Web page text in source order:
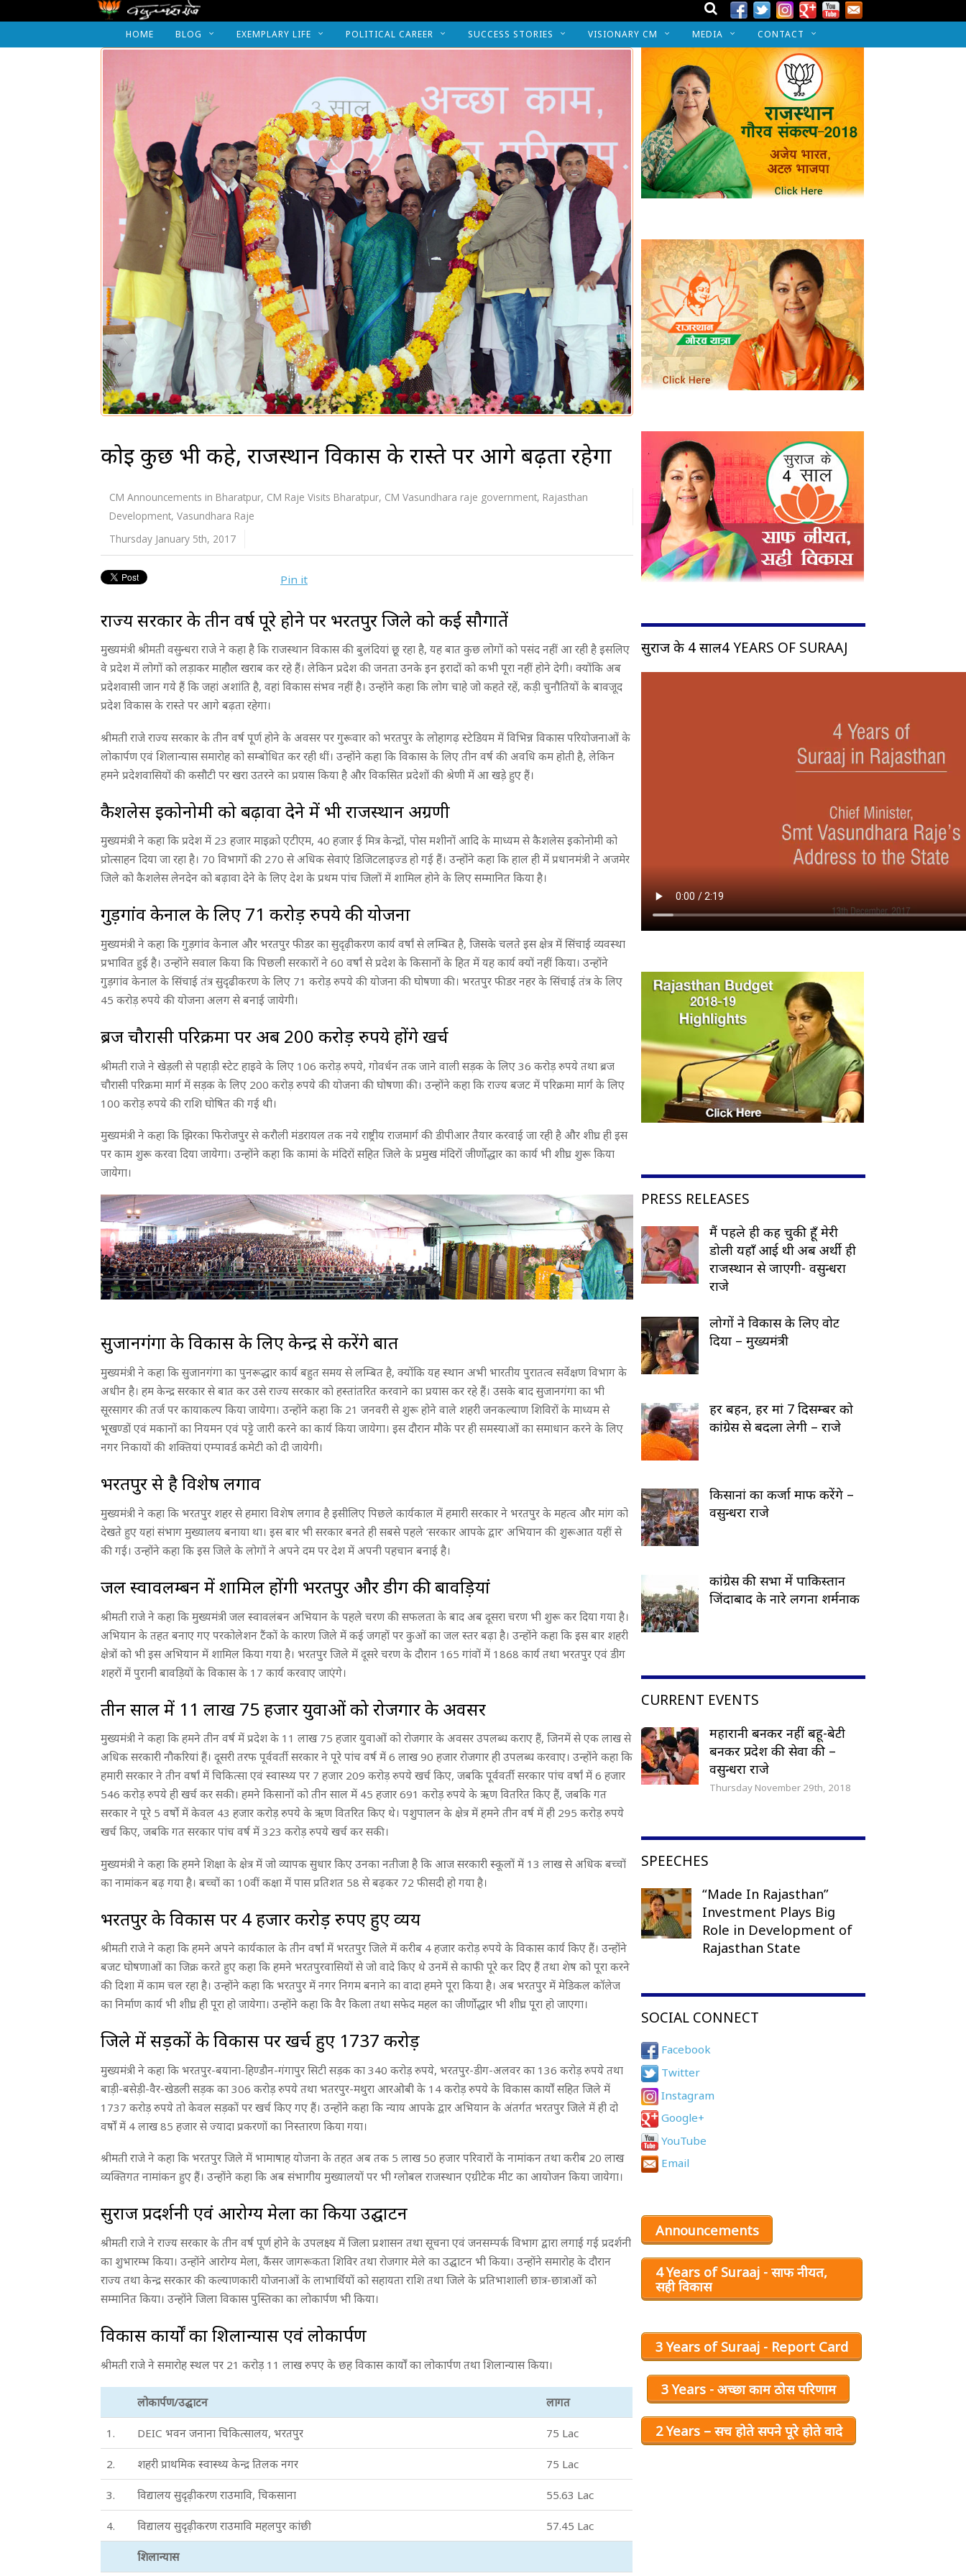
HOME BLOG EXEMPLARY LIFE POLITICAL CAREER SUCCESS STORIES VISIONARY CM MEDIA CONTACT
कोई कुछ भी कहे, राजस्थान विकास के रास्ते पर आगे बढ़ता रहेगा
CM Announcements in Bharatpur, CM Raje Visits Bharatpur, CM Vasundhara raje government, Rajasthan
Development, Vasundhara Raje
Thursday January 5th, 2017
Pin it
राज्य सरकार के तीन वर्ष पूरे होने पर भरतपुर जिले को कई सौगातें
मुख्यमंत्री श्रीमती वसुन्धरा राजे ने कहा है कि राजस्थान विकास की बुलंदियां छू रहा है, यह बात कुछ लोगों को पसंद नहीं आ रही है इसलिए
वे प्रदेश में लोगों को लड़ाकर माहौल खराब कर रहे हैं। लेकिन प्रदेश की जनता उनके इन इरादों को कभी पूरा नहीं होने देगी। क्योंकि अब
प्रदेशवासी जान गये हैं कि जहां अशांति है, वहां विकास संभव नहीं है। उन्होंने कहा कि लोग चाहे जो कहते रहें, कड़ी चुनौतियों के बावजूद
प्रदेश विकास के रास्ते पर आगे बढ़ता रहेगा।
श्रीमती राजे राज्य सरकार के तीन वर्ष पूर्ण होने के अवसर पर गुरूवार को भरतपुर के लोहागढ़ स्टेडियम में विभिन्न विकास परियोजनाओं के
लोकार्पण एवं शिलान्यास समारोह को सम्बोधित कर रही थीं। उन्होंने कहा कि विकास के लिए तीन वर्ष की अवधि कम होती है, लेकिन
हमने प्रदेशवासियों की कसौटी पर खरा उतरने का प्रयास किया है और विकसित प्रदेशों की श्रेणी में आ खडे़ हुए हैं।
कैशलेस इकोनोमी को बढ़ावा देने में भी राजस्थान अग्रणी
मुख्यमंत्री ने कहा कि प्रदेश में 23 हजार माइक्रो एटीएम, 40 हजार ई मित्र केन्द्रों, पोस मशीनों आदि के माध्यम से कैशलेस इकोनोमी को
प्रोत्साहन दिया जा रहा है। 70 विभागों की 270 से अधिक सेवाएं डिजिटलाइज्ड हो गई हैं। उन्होंने कहा कि हाल ही में प्रधानमंत्री ने अजमेर
जिले को कैशलेस लेनदेन को बढ़ावा देने के लिए देश के प्रथम पांच जिलों में शामिल होने के लिए सम्मानित किया है।
गुड़गांव केनाल के लिए 71 करोड़ रुपये की योजना
मुख्यमंत्री ने कहा कि गुड़गांव केनाल और भरतपुर फीडर का सुदृढ़ीकरण कार्य वर्षां से लम्बित है, जिसके चलते इस क्षेत्र में सिंचाई व्यवस्था
प्रभावित हुई है। उन्होंने सवाल किया कि पिछली सरकारों ने 60 वर्षां से प्रदेश के किसानों के हित में यह कार्य क्यों नहीं किया। उन्होंने
गुड़गांव केनाल के सिंचाई तंत्र सुदृढीकरण के लिए 71 करोड़ रुपये की योजना की घोषणा की। भरतपुर फीडर नहर के सिंचाई तंत्र के लिए
45 करोड़ रुपये की योजना अलग से बनाई जायेगी।
ब्रज चौरासी परिक्रमा पर अब 200 करोड़ रुपये होंगे खर्च
श्रीमती राजे ने खेड़ली से पहाड़ी स्टेट हाइवे के लिए 106 करोड़ रुपये, गोवर्धन तक जाने वाली सड़क के लिए 36 करोड़ रुपये तथा ब्रज
चौरासी परिक्रमा मार्ग में सड़क के लिए 200 करोड़ रुपये की योजना की घोषणा की। उन्होंने कहा कि राज्य बजट में परिक्रमा मार्ग के लिए
100 करोड़ रुपये की राशि घोषित की गई थी।
मुख्यमंत्री ने कहा कि झिरका फिरोजपुर से करौली मंडरायल तक नये राष्ट्रीय राजमार्ग की डीपीआर तैयार करवाई जा रही है और शीघ्र ही इस
पर काम शुरू करवा दिया जायेगा। उन्होंने कहा कि कामां के मंदिरों सहित जिले के प्रमुख मंदिरों जीर्णोद्धार का कार्य भी शीघ्र शुरू किया
जायेगा।
सुजानगंगा के विकास के लिए केन्द्र से करेंगे बात
मुख्यमंत्री ने कहा कि सुजानगंगा का पुनरूद्धार कार्य बहुत समय से लम्बित है, क्योंकि यह स्थान अभी भारतीय पुरातत्व सर्वेक्षण विभाग के
अधीन है। हम केन्द्र सरकार से बात कर उसे राज्य सरकार को हस्तांतरित करवाने का प्रयास कर रहे हैं। उसके बाद सुजानगंगा का भी
सूरसागर की तर्ज पर कायाकल्प किया जायेगा। उन्होंने कहा कि 21 जनवरी से शुरू होने वाले शहरी जनकल्याण शिविरों के माध्यम से
भूखण्डों एवं मकानों का नियमन एवं पट्टे जारी करने का कार्य किया जायेगा। इस दौरान मौके पर ही समस्याओं का समाधान करने के लिए
नगर निकायों की शक्तियां एम्पावर्ड कमेटी को दी जायेगी।
भरतपुर से है विशेष लगाव
मुख्यमंत्री ने कहा कि भरतपुर शहर से हमारा विशेष लगाव है इसीलिए पिछले कार्यकाल में हमारी सरकार ने भरतपुर के महत्व और मांग को
देखते हुए यहां संभाग मुख्यालय बनाया था। इस बार भी सरकार बनते ही सबसे पहले ’सरकार आपके द्वार’ अभियान की शुरूआत यहीं से
की गई। उन्होंने कहा कि इस जिले के लोगों ने अपने दम पर देश में अपनी पहचान बनाई है।
जल स्वावलम्बन में शामिल होंगी भरतपुर और डीग की बावड़ियां
श्रीमती राजे ने कहा कि मुख्यमंत्री जल स्वावलंबन अभियान के पहले चरण की सफलता के बाद अब दूसरा चरण भी शुरू कर दिया गया है।
अभियान के तहत बनाए गए परकोलेशन टैंकों के कारण जिले में कई जगहों पर कुओं का जल स्तर बढ़ा है। उन्होंने कहा कि इस बार शहरी
क्षेत्रों को भी इस अभियान में शामिल किया गया है। भरतपुर जिले में दूसरे चरण के दौरान 165 गांवों में 1868 कार्य तथा भरतपुर एवं डीग
शहरों में पुरानी बावड़ियों के विकास के 17 कार्य करवाए जाएंगे।
तीन साल में 11 लाख 75 हजार युवाओं को रोजगार के अवसर
मुख्यमंत्री ने कहा कि हमने तीन वर्ष में प्रदेश के 11 लाख 75 हजार युवाओं को रोजगार के अवसर उपलब्ध कराए हैं, जिनमें से एक लाख से
अधिक सरकारी नौकरियां हैं। दूसरी तरफ पूर्ववर्ती सरकार ने पूरे पांच वर्ष में 6 लाख 90 हजार रोजगार ही उपलब्ध करवाए। उन्होंने कहा कि
हमारी सरकार ने तीन वर्षां में चिकित्सा एवं स्वास्थ्य पर 7 हजार 209 करोड़ रुपये खर्च किए, जबकि पूर्ववर्ती सरकार पांच वर्षां में 6 हजार
546 करोड़ रुपये ही खर्च कर सकी। हमने किसानों को तीन साल में 45 हजार 691 करोड़ रुपये के ऋण वितरित किए हैं, जबकि गत
सरकार ने पूरे 5 वर्षो में केवल 43 हजार करोड़ रुपये के ऋण वितरित किए थे। पशुपालन के क्षेत्र में हमने तीन वर्ष में ही 295 करोड़ रुपये
खर्च किए, जबकि गत सरकार पांच वर्ष में 323 करोड़ रुपये खर्च कर सकी।
मुख्यमंत्री ने कहा कि हमने शिक्षा के क्षेत्र में जो व्यापक सुधार किए उनका नतीजा है कि आज सरकारी स्कूलों में 13 लाख से अधिक बच्चों
का नामांकन बढ़ गया है। बच्चों का 10वीं कक्षा में पास प्रतिशत 58 से बढ़कर 72 फीसदी हो गया है।
भरतपुर के विकास पर 4 हजार करोड़ रुपए हुए व्यय
श्रीमती राजे ने कहा कि हमने अपने कार्यकाल के तीन वर्षां में भरतपुर जिले में करीब 4 हजार करोड़ रुपये के विकास कार्य किए हैं। उन्होंने
बजट घोषणाओं का जिक्र करते हुए कहा कि हमने भरतपुरवासियों से जो वादे किए थे उनमें से काफी पूरे कर दिए हैं तथा शेष को पूरा करने
की दिशा में काम चल रहा है। उन्होंने कहा कि भरतपुर में नगर निगम बनाने का वादा हमने पूरा किया है। अब भरतपुर में मेडिकल कॉलेज
का निर्माण कार्य भी शीघ्र ही पूरा हो जायेगा। उन्होंने कहा कि वैर किला तथा सफेद महल का जीर्णोद्धार भी शीघ्र पूरा हो जाएगा।
जिले में सड़कों के विकास पर खर्च हुए 1737 करोड़
मुख्यमंत्री ने कहा कि भरतपुर-बयाना-हिण्डौन-गंगापुर सिटी सड़क का 340 करोड़ रुपये, भरतपुर-डीग-अलवर का 136 करोड़ रुपये तथा
बाड़ी-बसेड़ी-वैर-खेडली सड़क का 306 करोड़ रुपये तथा भतरपुर-मथुरा आरओबी के 14 करोड़ रुपये के विकास कार्यों सहित जिले में
1737 करोड़ रुपये तो केवल सड़कों पर खर्च किए गए हैं। उन्होंने कहा कि न्याय आपके द्वार अभियान के अंतर्गत भरतपुर जिले में ही दो
वर्षों में 4 लाख 85 हजार से ज्यादा प्रकरणों का निस्तारण किया गया।
श्रीमती राजे ने कहा कि भरतपुर जिले में भामाषाह योजना के तहत अब तक 5 लाख 50 हजार परिवारों के नामांकन तथा करीब 20 लाख
व्यक्तिगत नामांकन हुए हैं। उन्होंने कहा कि अब संभागीय मुख्यालयों पर भी ग्लोबल राजस्थान एग्रीटेक मीट का आयोजन किया जायेगा।
सुराज प्रदर्शनी एवं आरोग्य मेला का किया उद्घाटन
श्रीमती राजे ने राज्य सरकार के तीन वर्ष पूर्ण होने के उपलक्ष्य में जिला प्रशासन तथा सूचना एवं जनसम्पर्क विभाग द्वारा लगाई गई प्रदर्शनी
का शुभारम्भ किया। उन्होंने आरोग्य मेला, कैंसर जागरूकता शिविर तथा रोजगार मेले का उद्घाटन भी किया। उन्होंने समारोह के दौरान
राज्य तथा केन्द्र सरकार की कल्याणकारी योजनाओं के लाभार्थियों को सहायता राशि तथा जिले के प्रतिभाशाली छात्र-छात्राओं को
सम्मानित किया। उन्होंने जिला विकास पुस्तिका का लोकार्पण भी किया।
विकास कार्यों का शिलान्यास एवं लोकार्पण
श्रीमती राजे ने समारोह स्थल पर 21 करोड़ 11 लाख रुपए के छह विकास कार्यों का लोकार्पण तथा शिलान्यास किया।
लोकार्पण/उद्घाटन लागत
1. DEIC भवन जनाना चिकित्सालय, भरतपुर 75 Lac
2. शहरी प्राथमिक स्वास्थ्य केन्द्र तिलक नगर 75 Lac
3. विद्यालय सुदृढ़ीकरण राउमावि, चिकसाना 55.63 Lac
4. विद्यालय सुदृढ़ीकरण राउमावि महलपुर कांछी 57.45 Lac
शिलान्यास
सुराज के 4 साल4 YEARS OF SURAAJ
PRESS RELEASES
मैं पहले ही कह चुकी हूँ मेरी
डोली यहाँ आई थी अब अर्थी ही
राजस्थान से जाएगी- वसुन्धरा
राजे
लोगों ने विकास के लिए वोट
दिया – मुख्यमंत्री
हर बहन, हर मां 7 दिसम्बर को
कांग्रेस से बदला लेगी – राजे
किसानां का कर्जा माफ करेंगे –
वसुन्धरा राजे
कांग्रेस की सभा में पाकिस्तान
जिंदाबाद के नारे लगना शर्मनाक
CURRENT EVENTS
महारानी बनकर नहीं बहू-बेटी
बनकर प्रदेश की सेवा की –
वसुन्धरा राजे
Thursday November 29th, 2018
SPEECHES
“Made In Rajasthan”
Investment Plays Big
Role in Development of
Rajasthan State
SOCIAL CONNECT
Facebook
Twitter
Instagram
Google+
YouTube
Email
Announcements
4 Years of Suraaj - साफ नीयत,
सही विकास
3 Years of Suraaj - Report Card
3 Years - अच्छा काम ठोस परिणाम
2 Years – सच होते सपने पूरे होते वादे